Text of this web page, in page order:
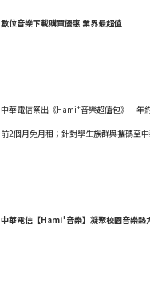
數位音樂下載購買優惠 業界最超值
中華電信祭出《Hami+音樂超值包》一年
前2個月免月租；針對學生族群與攜碼至
中華電信【Hami+音樂】凝聚校園音樂熱